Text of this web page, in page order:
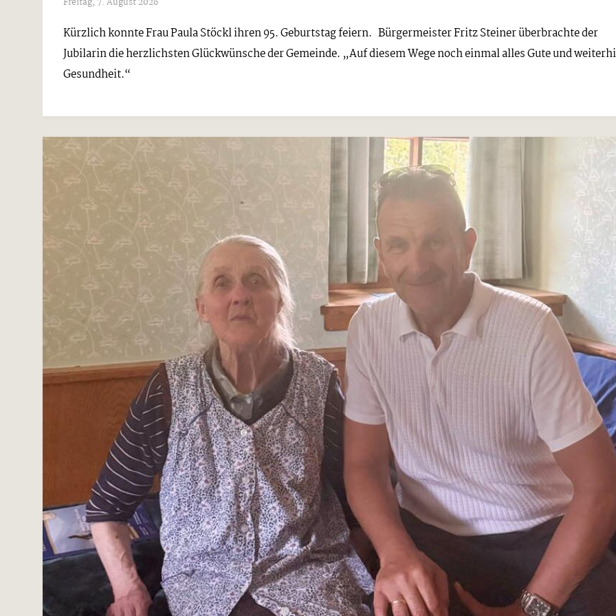
Kürzlich konnte Frau Paula Stöckl ihren 95. Geburtstag feiern. Bürgermeister Fritz Steiner überbrachte der
Jubilarin die herzlichsten Glückwünsche der Gemeinde. „Auf diesem Wege noch einmal alles Gute und
Gesundheit.“